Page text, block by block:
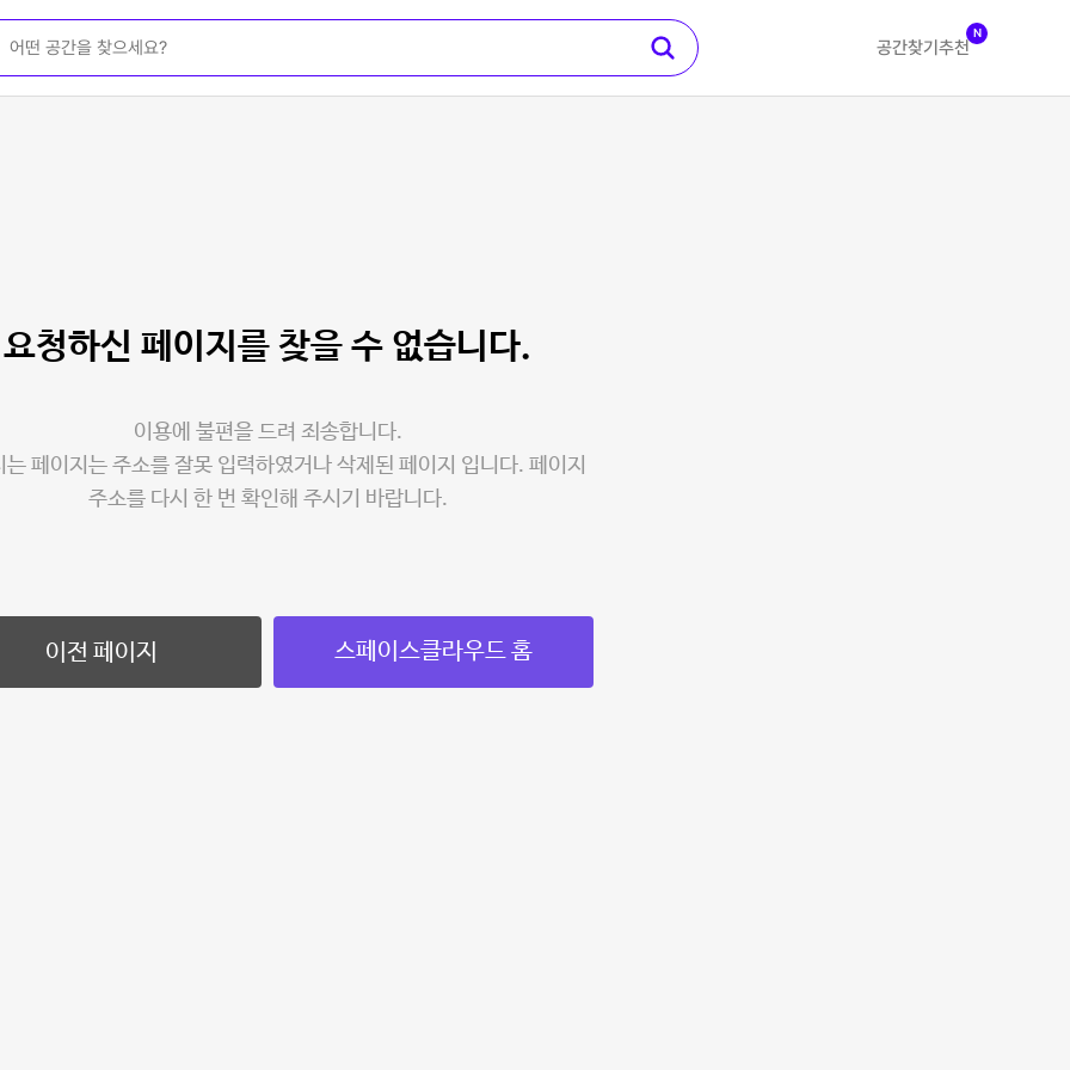
공간찾기 추천
N
요청하신 페이지를 찾을 수 없습니다.
이용에 불편을 드려 죄송합니다.
는 페이지는 주소를 잘못 입력하였거나 삭제된 페이지 입니다. 페이지
주소를 다시 한 번 확인해 주시기 바랍니다.
이전 페이지 스페이스클라우드 홈